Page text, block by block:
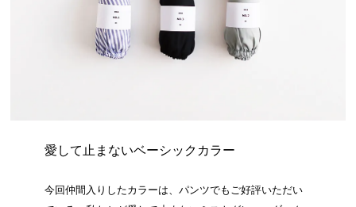
愛して止まないベーシックカラー
今回仲間入りしたカラーは、パンツでもご好評いただい